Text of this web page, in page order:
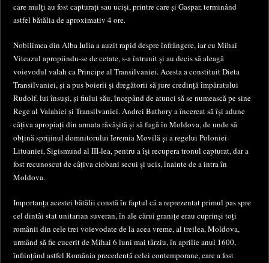
care mulți au fost capturați sau uciși, printre care și Gaspar, terminând
astfel bătălia de aproximativ 4 ore.
Nobilimea din Alba Iulia a auzit rapid despre înfrângere, iar cu Mihai
Viteazul apropiindu-se de cetate, s-a întrunit și au decis să aleagă
voievodul valah ca Principe al Transilvaniei. Acesta a constituit Dieta
Transilvaniei, și a pus boierii și dregătorii să jure credință împăratului
Rudolf, lui însuși, și fiului său, începând de atunci să se numească pe sine
Rege al Valahiei și Transilvaniei. Andrei Bathory a încercat să își adune
câțiva apropiați din armata răvășită și să fugă în Moldova, de unde să
obțină sprijinul domnitorului Ieremia Movilă și a regelui Poloniei-
Lituaniei, Sigismund al III-lea, pentru a își recupera tronul capturat, dar a
fost recunoscut de câțiva ciobani secui și ucis, înainte de a intra în
Moldova.
Importanța acestei bătălii constă în faptul că a reprezentat primul pas spre
cel dintâi stat unitarian suveran, în ale cărui granițe erau cuprinși toți
românii din cele trei voievodate de la acea vreme, al treilea, Moldova,
urmând să fie cucerit de Mihai 6 luni mai târziu, în aprilie anul 1600,
înființând astfel România precedentă celei contemporane, care a fost